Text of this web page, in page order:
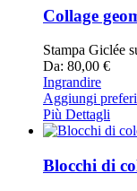
Collage
Stampa Giclée
Da: 80,00 €
Ingrandire
Aggiungi
Più Dettagli
Blocchi di